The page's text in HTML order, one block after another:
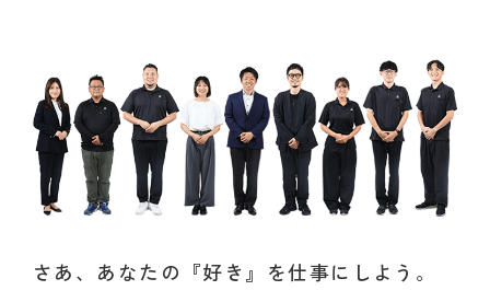
さあ、あなたの『好き』を仕事にしよう。